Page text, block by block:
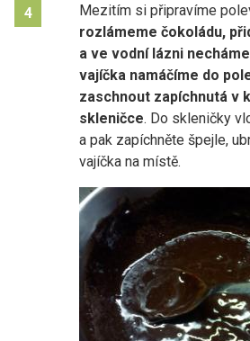
4
Mezitím si připravíme
rozlámeme čokoládu,
a ve vodní lázni
vajíčka namáčíme do
zaschnout zapíchnutá v
skleničce. Do skleničky
a pak zapíchněte špejle,
vajíčka na místě.